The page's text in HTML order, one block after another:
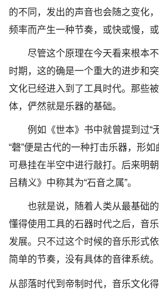
的不同，发出的声音也会随之变化
频率而产生一种节奏，或快或慢，或
尽管这个原理在今天看来根本
时期，这的确是一个重大的进步和
文化已经进入到了工具时代。那些
体，俨然就是乐器的基础。
例如《世本》书中就曾提到过“
“磬”便是古代的一种打击乐器，形如
可悬挂在半空中进行敲打。后来明
吕精义》中称其为“石音之属”。
也就是说，随着人类从最基础
懂得使用工具的石器时代之后，音
发展。只不过这个时候的音乐形式
简单的节奏，没有具体的音律系统。
从部落时代到帝制时代，音乐文化